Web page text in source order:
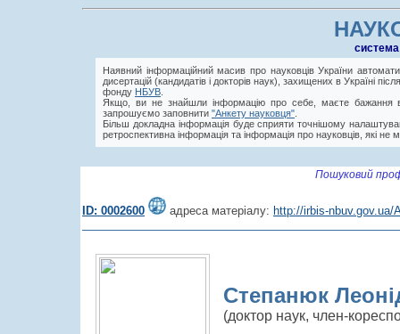
cистема
Наявний інформаційний масив про науковців України
дисертацій (кандидатів і докторів наук), захищених в Україні
фонду НБУВ
Якщо, ви не знайшли інформацію про себе, маєте бажання
запрошуємо заповнити "Анкету науковця"
Більш докладна інформація буде сприяти точнішому
ретроспективна інформація та інформація про науковців, які не
Пошуковий
ID: 0002600 адреса матеріалу: http://irbis-nbuv.gov.ua/
Степанюк
(доктор наук, член-